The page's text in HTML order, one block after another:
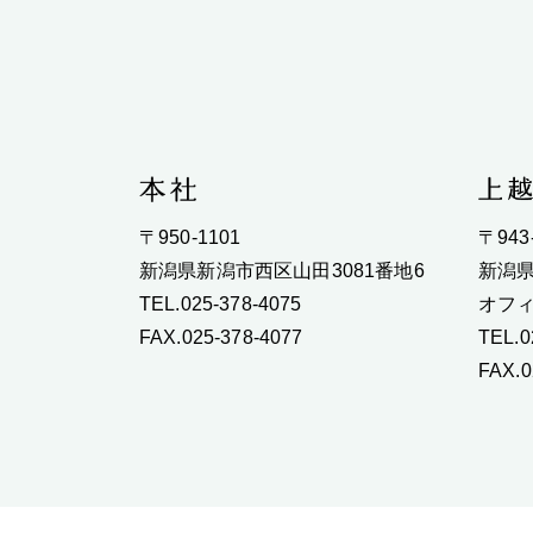
〒950-1101
新潟県新潟市西区山田3081番地6
TEL.025-378-4075
FAX.025-378-4077
〒
新潟
オフ